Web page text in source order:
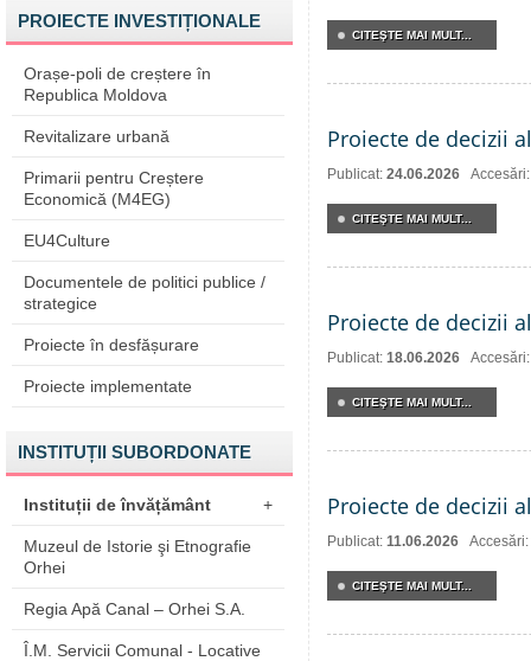
PROIECTE INVESTIȚIONALE
Orașe-poli de creștere în
Republica Moldova
Revitalizare urbană
Primarii pentru Creștere
Economică (M4EG)
EU4Culture
Documentele de politici publice /
strategice
Proiecte în desfășurare
Proiecte implementate
INSTITUȚII SUBORDONATE
Instituții de învățământ +
Muzeul de Istorie şi Etnografie
Orhei
Regia Apă Canal – Orhei S.A.
Î.M. Servicii Comunal - Locative
CITEŞTE MAI MULT...
Proiecte de decizii
Publicat: 24.06.2026
CITEŞTE MAI MULT...
Proiecte de decizii
Publicat: 18.06.2026
CITEŞTE MAI MULT...
Proiecte de decizii
Publicat: 11.06.2026
CITEŞTE MAI MULT...